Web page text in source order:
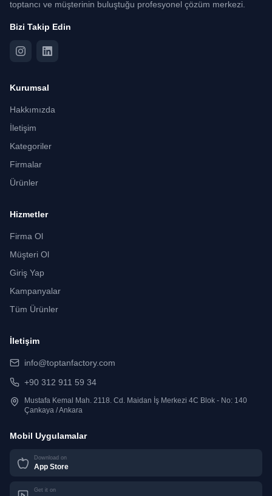
toptancı ve müşterinin buluştuğu profesyonel çözüm merkezi.
Bizi Takip Edin
Kurumsal
Hakkımızda
İletişim
Kategoriler
Firmalar
Ürünler
Hizmetler
Firma Ol
Müşteri Ol
Giriş Yap
Kampanyalar
Tüm Ürünler
İletişim
info@toptanfactory.com
+90 312 911 59 34
Mustafa Kemal Mah. 2118. Cd. Maidan İş Merkezi 4C Blok - No: 140
Çankaya / Ankara
Mobil Uygulamalar
Download on
App Store
Get it on